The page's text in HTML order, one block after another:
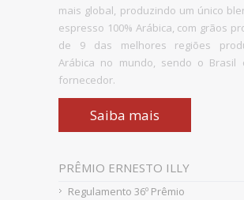
mais global, produzindo um único
espresso 100% Arábica, com grãos
de 9 das melhores regiões
Arábica no mundo, sendo o Brasil
fornecedor.
Saiba mais
PRÊMIO ERNESTO ILLY
Regulamento 36º Prêmio